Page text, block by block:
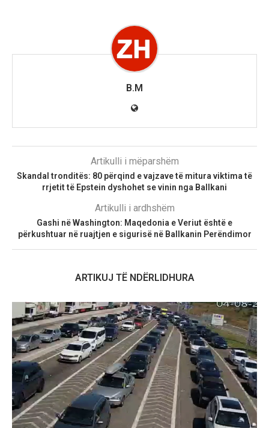
B.M
Artikulli i mëparshëm
Skandal tronditës: 80 përqind e vajzave të mitura viktima të
rrjetit të Epstein dyshohet se vinin nga Ballkani
Artikulli i ardhshëm
Gashi në Washington: Maqedonia e Veriut është e
përkushtuar në ruajtjen e sigurisë në Ballkanin Perëndimor
ARTIKUJ TË NDËRLIDHURA